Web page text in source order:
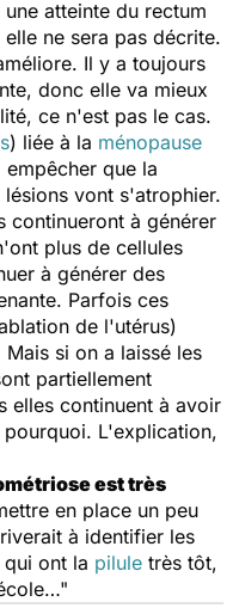
atteinte du rectum
ne sera pas décrite.
Il y a toujours
donc elle va mieux
ce n'est pas le cas.
) liée à la ménopause
que la
vont s'atrophier.
continueront à générer
plus de cellules
à générer des
Parfois ces
de l'utérus)
si on a laissé les
partiellement
elles continuent à avoir
L'explication,
est très
en place un peu
à identifier les
ont la pilule très tôt,